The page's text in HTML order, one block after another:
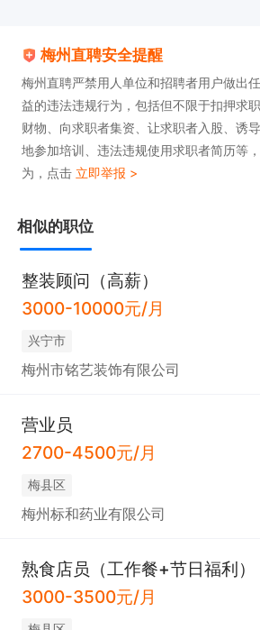
梅州直聘安全提醒
梅州直聘严禁用人单位和招聘者用户做出
益的违法违规行为，包括但不限于扣押求
财物、向求职者集资、让求职者入股、诱
地参加培训、违法违规使用求职者简历等
为，点击 立即举报 >
相似的职位
整装顾问（高薪）
3000-10000元/月
兴宁市
梅州市铭艺装饰有限公司
营业员
2700-4500元/月
梅县区
梅州标和药业有限公司
熟食店员（工作餐+节日福利）
3000-3500元/月